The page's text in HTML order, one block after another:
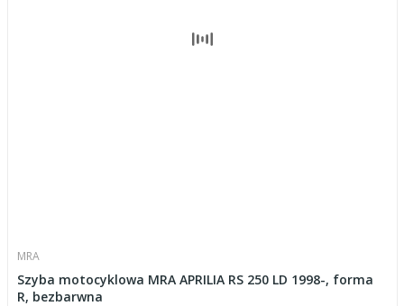
MRA
Szyba motocyklowa MRA APRILIA RS 250 LD 1998-, forma
R, bezbarwna